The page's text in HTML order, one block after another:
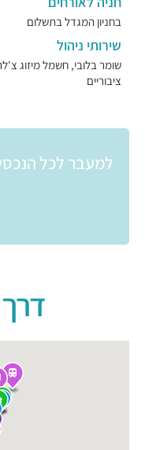
בחניון המגדל בתשלום
שירותי ניהול
ציבוריים
למעבר לכל